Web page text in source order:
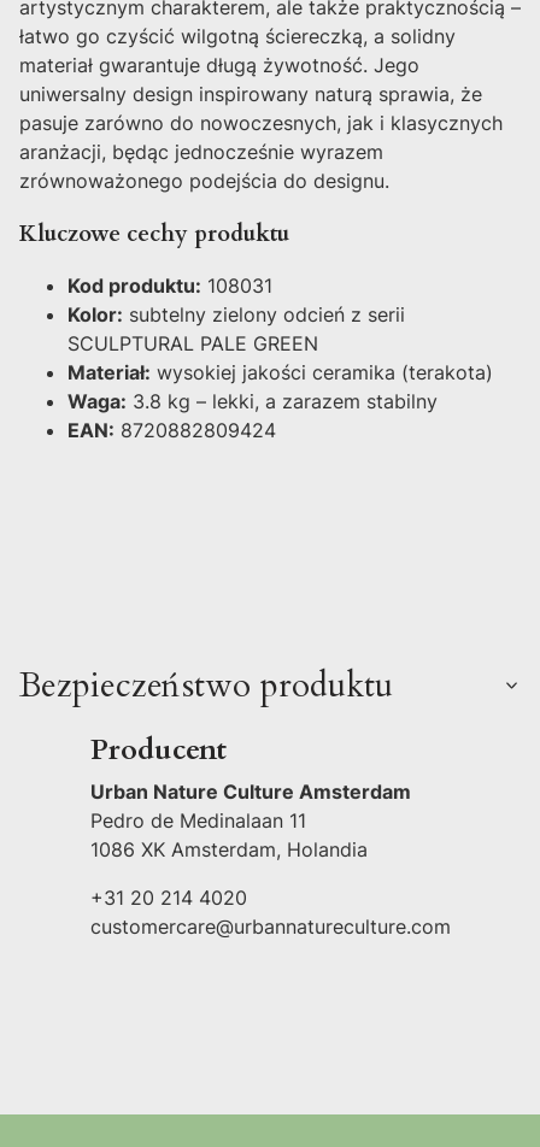
artystycznym charakterem, ale także praktycznością –
łatwo go czyścić wilgotną ściereczką, a solidny
materiał gwarantuje długą żywotność. Jego
uniwersalny design inspirowany naturą sprawia, że
pasuje zarówno do nowoczesnych, jak i klasycznych
aranżacji, będąc jednocześnie wyrazem
zrównoważonego podejścia do designu.
Kluczowe cechy produktu
Kod produktu: 108031
Kolor: subtelny zielony odcień z serii
SCULPTURAL PALE GREEN
Materiał: wysokiej jakości ceramika (terakota)
Waga: 3.8 kg – lekki, a zarazem stabilny
EAN: 8720882809424
Bezpieczeństwo produktu
Producent
Urban Nature Culture Amsterdam
Pedro de Medinalaan 11
1086 XK Amsterdam, Holandia
+31 20 214 4020
customercare@urbannatureculture.com